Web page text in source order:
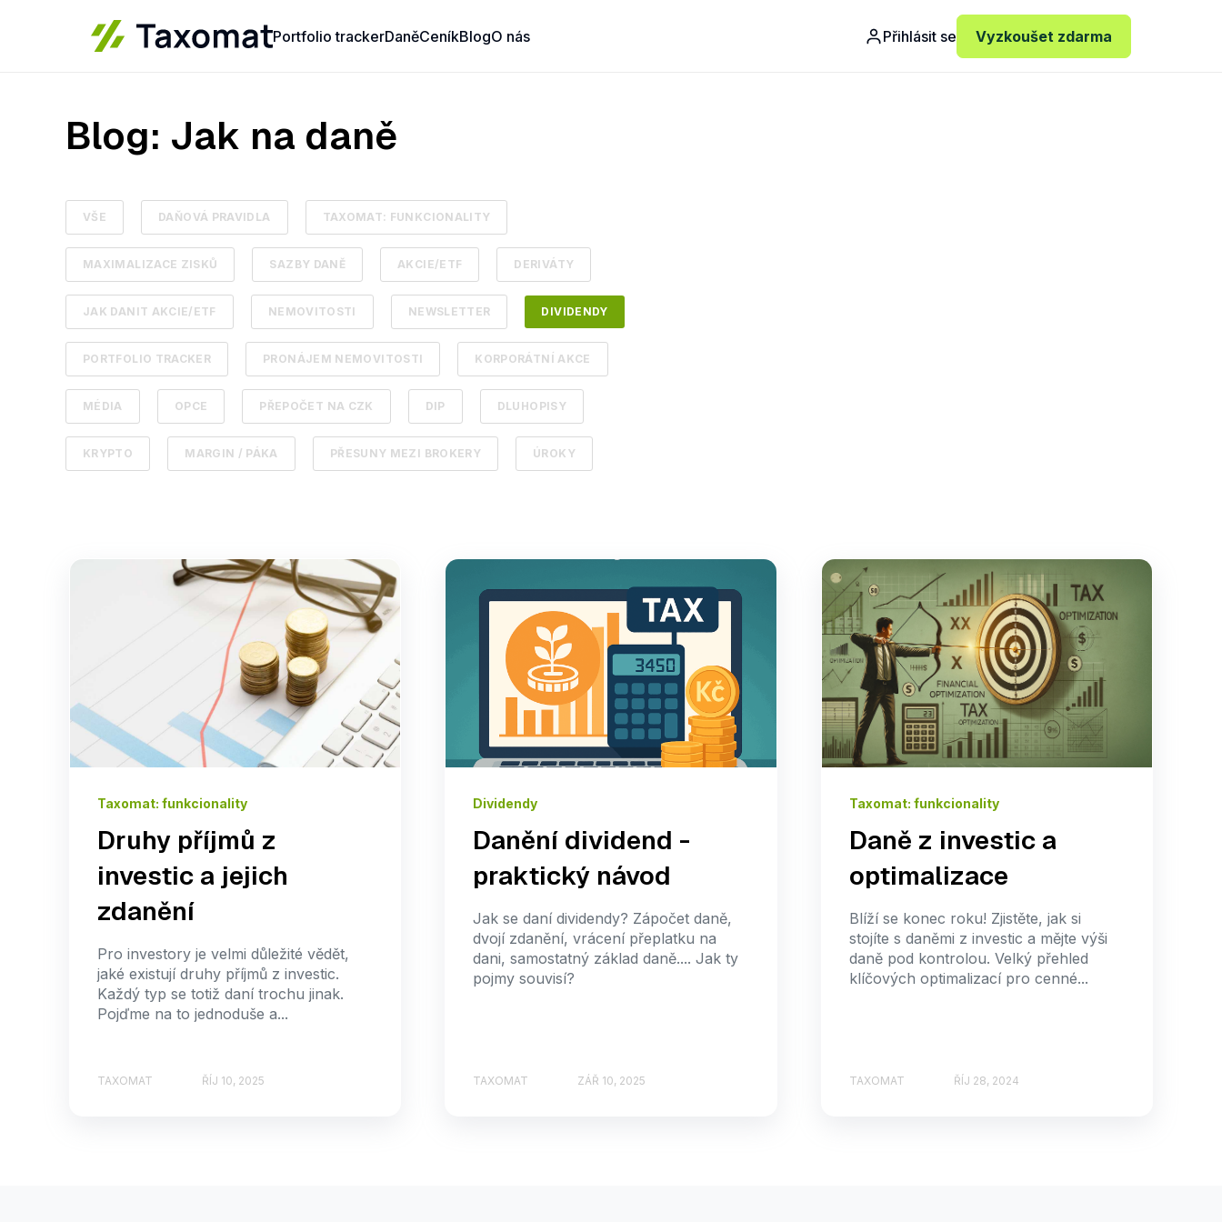
Blog: Jak na daně
VŠE DAŇOVÁ PRAVIDLA TAXOMAT: FUNKCIONALITY
MAXIMALIZACE ZISKŮ SAZBY DANĚ AKCIE/ETF DERIVÁTY
JAK DANIT AKCIE/ETF NEMOVITOSTI NEWSLETTER DIVIDENDY
PORTFOLIO TRACKER PRONÁJEM NEMOVITOSTI KORPORÁTNÍ AKCE
MÉDIA OPCE PŘEPOČET NA CZK DIP DLUHOPISY
KRYPTO MARGIN / PÁKA PŘESUNY MEZI BROKERY ÚROKY
Taxomat: funkcionality
Druhy příjmů z
investic a jejich
zdanění
Pro investory je velmi důležité vědět,
jaké existují druhy příjmů z investic.
Každý typ se totiž daní trochu jinak.
Pojďme na to jednoduše a...
TAXOMAT ŘÍJ 10, 2025
Dividendy
Danění dividend -
praktický návod
Jak se daní dividendy? Zápočet daně,
dvojí zdanění, vrácení přeplatku na
dani, samostatný základ daně.... Jak ty
pojmy souvisí?
TAXOMAT ZÁŘ 10, 2025
Taxomat: funkcionality
Daně z investic a
optimalizace
Blíží se konec roku! Zjistěte, jak si
stojíte s daněmi z investic a mějte výši
daně pod kontrolou. Velký přehled
klíčových optimalizací pro cenné...
TAXOMAT ŘÍJ 28, 2024
Portfolio trackerDaněCeníkBlogO nás Přihlásit se Vyzkoušet zdarma